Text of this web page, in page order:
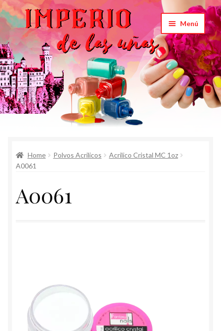
Saltar
a
navegación
Ir
al
contenido
Menú
Carrito
Home Polvos Acrilicos
Acrilico Cristal MC 1oz
A0061
A0061